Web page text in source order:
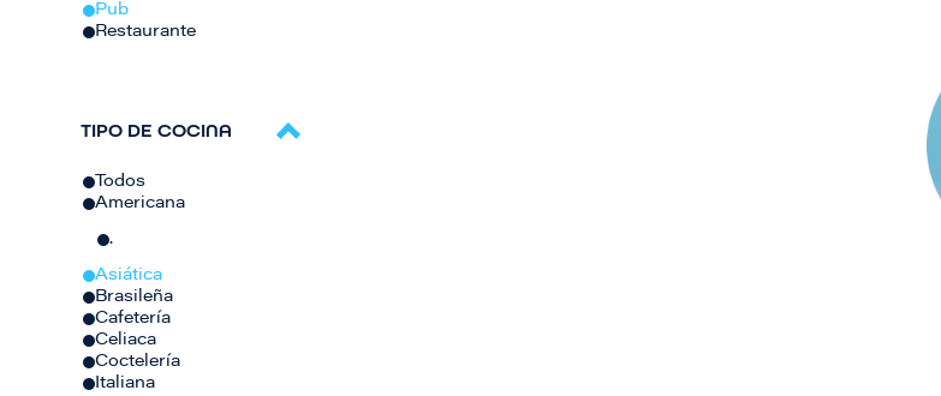
Pub
Restaurante
TIPO DE COCINA
Todos
Americana
.
Asiática
Brasileña
Cafetería
Celiaca
Coctelería
Italiana